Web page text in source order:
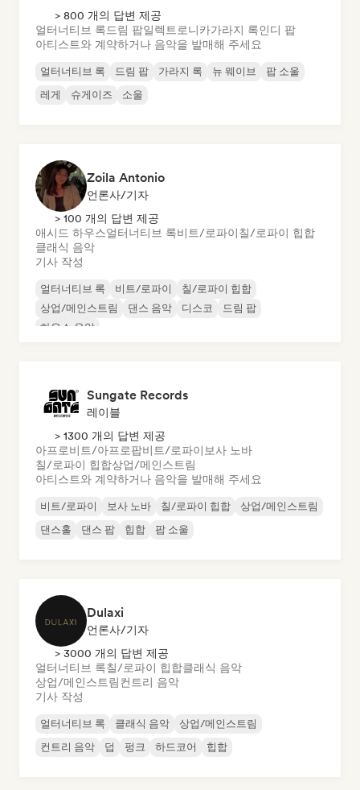
> 800 개의 답변 제공
얼터너티브 록드림 팝일렉트로니카가라지 록인디 팝
아티스트와 계약하거나 음악을 발매해 주세요
얼터너티브 록 드림 팝 가라지 록 뉴 웨이브
팝 소울
레게
슈게이즈 소울
Zoila Antonio
언론사/기자
> 100 개의 답변 제공
애시드 하우스얼터너티브 록비트/로파이칠/로파이 힙합
클래식 음악
기사 작성
얼터너티브 록 비트/로파이
칠/로파이 힙합
상업/메인스트림
댄스 음악 디스코
드림 팝
하우스 음악
Sungate Records
레이블
> 1300 개의 답변 제공
아프로비트/아프로팝비트/로파이 보사 노바
칠/로파이 힙합상업/메인스트림
아티스트와 계약하거나 음악을 발매해 주세요
비트/로파이 보사 노바 칠/로파이 힙합
상업/메인스트림
댄스홀
댄스 팝 힙합 팝 소울
Dulaxi
언론사/기자
> 3000 개의 답변 제공
얼터너티브 록칠/로파이 힙합클래식 음악
상업/메인스트림컨트리 음악
기사 작성
얼터너티브 록 클래식 음악
상업/메인스트림
컨트리 음악
덥 펑크 하드코어 힙합